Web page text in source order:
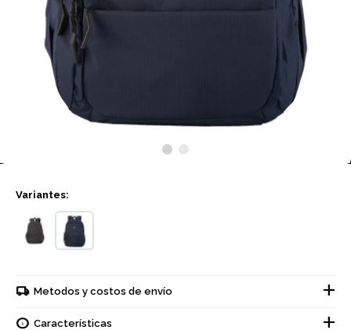
Variantes:
Metodos y costos de envío
Características